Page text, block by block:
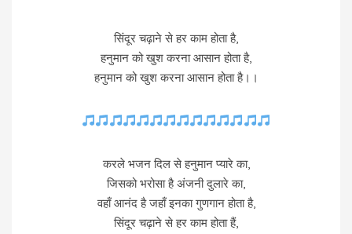
सिंदूर चढ़ाने से हर काम होता है,
हनुमान को खुश करना आसान होता है,
हनुमान को खुश करना आसान होता है।।
करले भजन दिल से हनुमान प्यारे का,
जिसको भरोसा है अंजनी दुलारे का,
वहाँ आनंद है जहाँ इनका गुणगान होता है,
सिंदूर चढ़ाने से हर काम होता हैं,